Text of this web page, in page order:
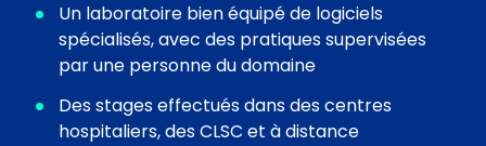
Un laboratoire bien équipé de logiciels
spécialisés, avec des pratiques supervisées
par une personne du domaine
Des stages effectués dans des centres
hospitaliers, des CLSC et à distance